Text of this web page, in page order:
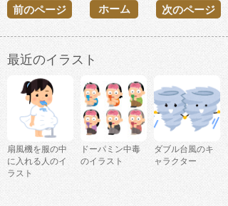
前のページ 次のページ
ホーム
最近のイラスト
扇風機を服の中
に入れる人のイ
ラスト
ドーパミン中毒
のイラスト
ダブル台風のキ
ャラクター